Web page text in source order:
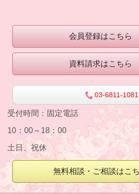
会員登録はこちら
資料請求はこちら
03-6811-1081
受付時間： 固定電話
10：00～18：00
土日、祝休
無料相談・ご相談はこ